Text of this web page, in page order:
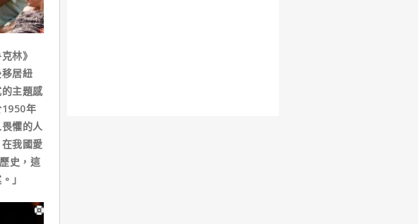
林》
居紐
主題感
1950年
懼的人
我國愛
史，這
」